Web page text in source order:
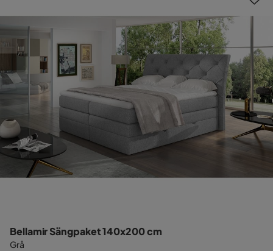
Bellamir Sängpaket 140x200 cm
Grå